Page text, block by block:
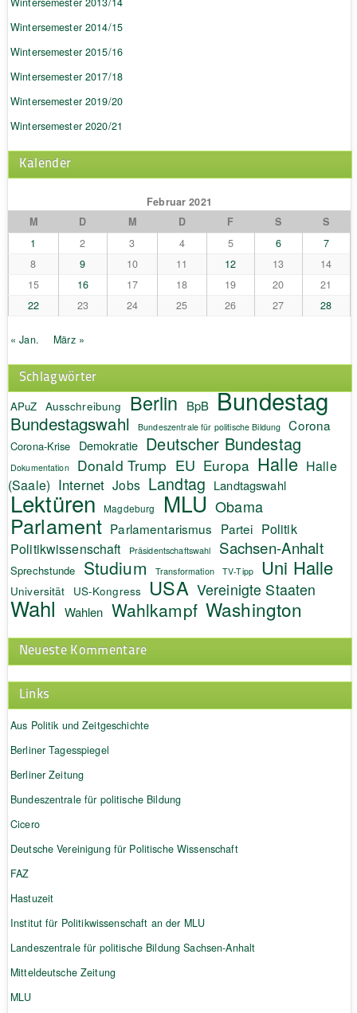
Wintersemester 2014/15
Wintersemester 2015/16
Wintersemester 2017/18
Wintersemester 2019/20
Wintersemester 2020/21
Kalender
Februar 2021
M
D M D F S
S
1
2 3 4 5 6
7
8
9 10 11 12 13
14
15
16 17 18 19 20
21
22
23 24 25 26 27 28
« Jan. März »
Schlagwörter
APuZ Ausschreibung Berlin BpB Bundestag
Bundestagswahl Bundeszentrale für politische Bildung Corona
Corona-Krise Demokratie Deutscher Bundestag
Dokumentation Donald Trump EU Europa Halle Halle
(Saale) Internet Jobs Landtag Landtagswahl
Lektüren Magdeburg MLU Obama
Parlament Parlamentarismus Partei Politik
Politikwissenschaft Präsidentschaftswahl Sachsen-Anhalt
Sprechstunde Studium Transformation TV-Tipp Uni Halle
Universität US-Kongress USA Vereinigte Staaten
Wahl Wahlen Wahlkampf Washington
Neueste Kommentare
Links
Aus Politik und Zeitgeschichte
Berliner Tagesspiegel
Berliner Zeitung
Bundeszentrale für politische Bildung
Cicero
Deutsche Vereinigung für Politische Wissenschaft
FAZ
Hastuzeit
Institut für Politikwissenschaft an der MLU
Landeszentrale für politische Bildung Sachsen-Anhalt
Mitteldeutsche Zeitung
MLU